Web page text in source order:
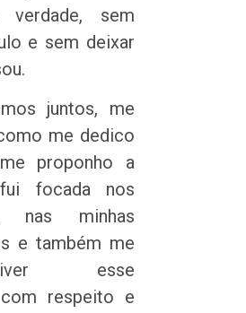
sem
e sem deixar
juntos, me
me dedico
proponho a
focada nos
nas minhas
e também me
esse
respeito e